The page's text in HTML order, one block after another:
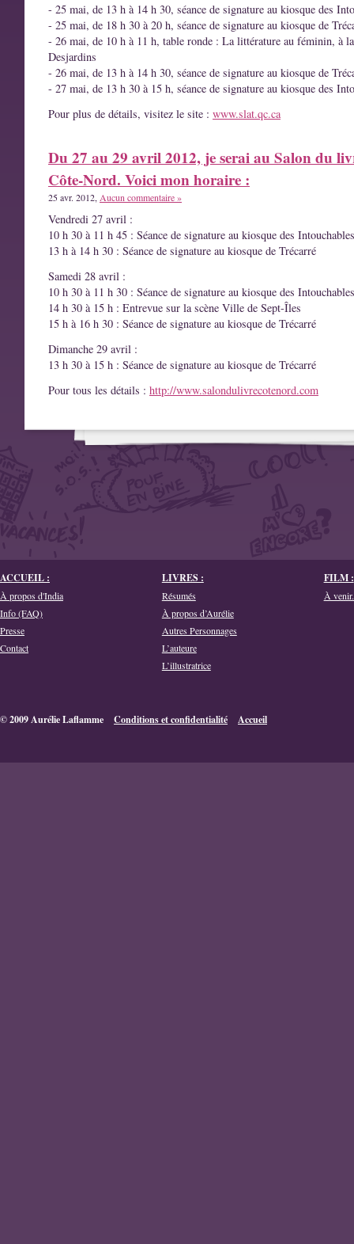
- 25 mai, de 13 h à 14 h 30, séance de signature au kiosque des
- 25 mai, de 18 h 30 à 20 h, séance de signature au kiosque de
- 26 mai, de 10 h à 11 h, table ronde : La littérature au féminin, à
Desjardins
- 26 mai, de 13 h à 14 h 30, séance de signature au kiosque de
- 27 mai, de 13 h 30 à 15 h, séance de signature au kiosque des
Pour plus de détails, visitez le site : www.slat.qc.ca
Du 27 au 29 avril 2012, je serai au Salon du
Côte-Nord. Voici mon horaire :
25 avr. 2012, Aucun commentaire »
Vendredi 27 avril :
10 h 30 à 11 h 45 : Séance de signature au kiosque des Intouchables
13 h à 14 h 30 : Séance de signature au kiosque de Trécarré
Samedi 28 avril :
10 h 30 à 11 h 30 : Séance de signature au kiosque des Intouchables
14 h 30 à 15 h : Entrevue sur la scène Ville de Sept-Îles
15 h à 16 h 30 : Séance de signature au kiosque de Trécarré
Dimanche 29 avril :
13 h 30 à 15 h : Séance de signature au kiosque de Trécarré
Pour tous les détails : http://www.salondulivrecotenord.com
ACCUEIL :
À propos d'India
Info (FAQ)
Presse
Contact
LIVRES :
Résumés
À propos d’Aurélie
Autres Personnages
L’auteure
L’illustratrice
FILM :
À
© 2009 Aurélie Laflamme Conditions et confidentialité Accueil